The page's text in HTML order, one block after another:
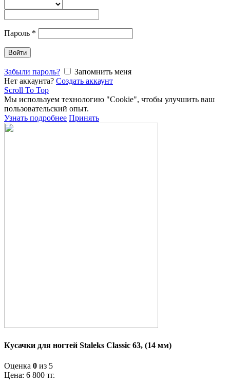
Пароль *
Войти
Забыли пароль?
Запомнить меня
Нет аккаунта? Создать аккаунт
Scroll To Top
Мы используем технологию "Cookie", чтобы улучшить ваш
пользовательский опыт.
Узнать подробнее Принять
Кусачки для ногтей Staleks Classic 63, (14 мм)
Оценка 0 из 5
Цена: 6 800 тг.